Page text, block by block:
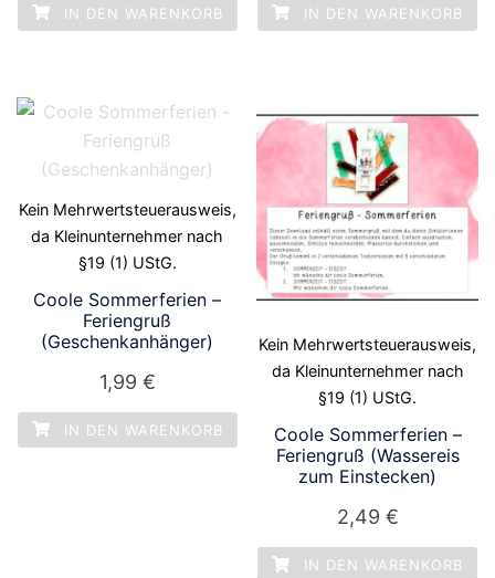
IN DEN WARENKORB IN DEN WARENKORB
Kein Mehrwertsteuerausweis,
da Kleinunternehmer nach
§19 (1) UStG.
Coole Sommerferien –
Feriengruß
(Geschenkanhänger)
1,99 €
IN DEN WARENKORB
Kein Mehrwertsteuerausweis,
da Kleinunternehmer nach
§19 (1) UStG.
Coole Sommerferien –
Feriengruß (Wassereis
zum Einstecken)
2,49 €
IN DEN WARENKORB